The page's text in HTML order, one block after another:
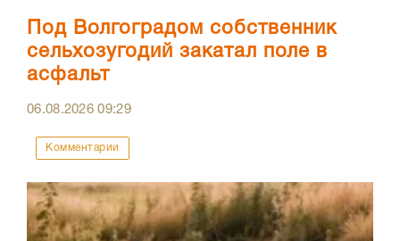
Под Волгоградом собственник
сельхозугодий закатал поле в
асфальт
06.08.202609:29
Комментарии